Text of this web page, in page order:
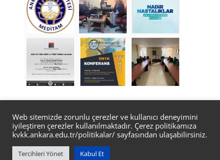
© Copyright 2022 | TasarımBilgi İşlem Daire
Başkanlığı Web Ekibi
Web sitemizde zorunlu çerezler ve kullanıcı deneyimini
iyileştiren çerezler kullanılmaktadır. Çerez politikamıza
kvkk.ankara.edu.tr/politikalar/ sayfasından ulaşabilirsiniz.
Tercihleri Yönet Kabul Et